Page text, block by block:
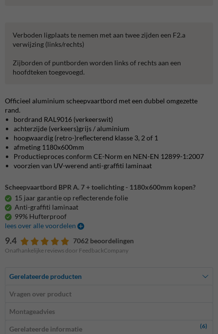
Verboden ligplaats te nemen met aan twee zijden een F2.a
verwijzing (links/rechts)
Zijborden of puntborden worden links of rechts aan een
hoofdteken toegevoegd.
Officieel aluminium scheepvaartbord met een dubbel omgezette
rand.
bordrand RAL9016 (verkeerswit)
achterzijde (verkeers)grijs / aluminium
hoogwaardig (retro-)reflecterend klasse 3, 2 of 1
afmeting 1180x600mm
Productieproces conform CE-Norm en NEN-EN 12899-1:2007
voorzien van UV-werend anti-graffiti laminaat
Scheepvaartbord BPR A. 7 + toelichting - 1180x600mm kopen?
15 jaar garantie op reflecterende folie
Anti-graffiti laminaat
99% Hufterproof
lees over alle voordelen
9.4 7062 beoordelingen
Onafhankelijke reviews door FeedbackCompany
Gerelateerde producten
Vragen over product
Montageadvies
Gerelateerde informatie (6)